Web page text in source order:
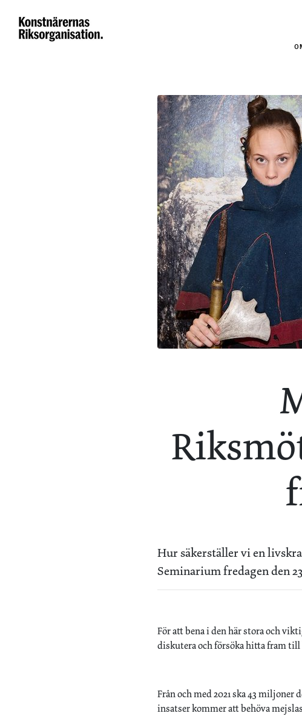
Hur säkerställer vi en
Seminarium fredagen den
För att bena i den här stora och
diskutera och försöka hitta fram
Från och med 2021 ska 43
insatser kommer att behöva